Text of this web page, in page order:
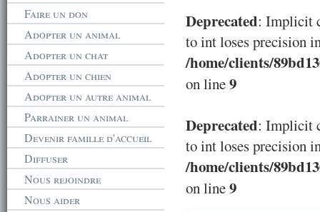
Faire un don
Adopter un animal
Adopter un chat
Adopter un chien
Adopter un autre animal
Parrainer un animal
Devenir famille d'accueil
Diffuser
Nous rejoindre
Nous aider
Deprecated: Implicit
to int loses precision
/home/clients/
on line9
Deprecated: Implicit
to int loses precision
/home/clients/
on line9